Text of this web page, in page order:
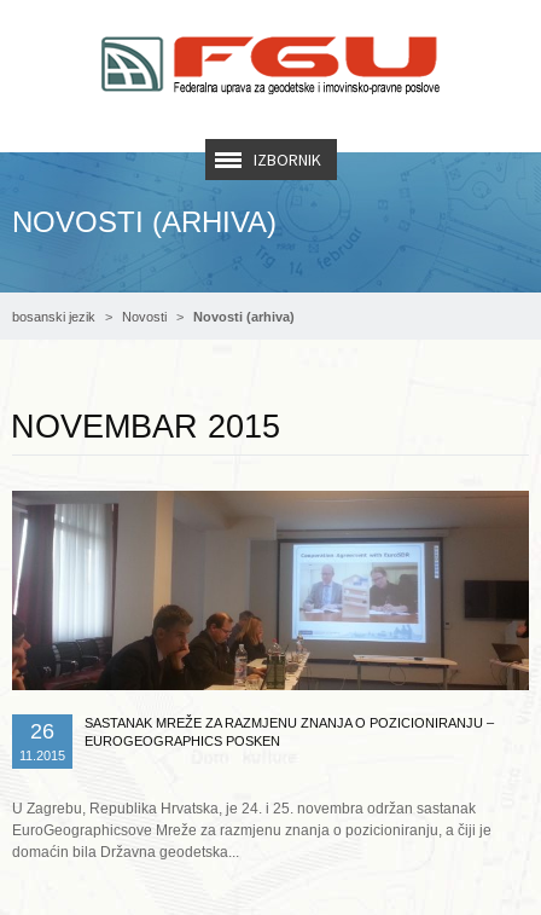
IZBORNIK
NOVOSTI (ARHIVA)
bosanski jezik Novosti Novosti (arhiva)
NOVEMBAR 2015
26
11.2015
SASTANAK MREŽE ZA RAZMJENU ZNANJA O POZICIONIRANJU –
EUROGEOGRAPHICS POSKEN
U Zagrebu, Republika Hrvatska, je 24. i 25. novembra održan sastanak
EuroGeographicsove Mreže za razmjenu znanja o pozicioniranju, a čiji je
domaćin bila Državna geodetska...Opširnije ...